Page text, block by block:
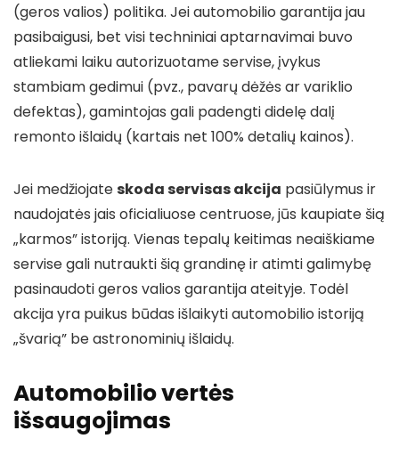
(geros valios) politika. Jei automobilio garantija jau
pasibaigusi, bet visi techniniai aptarnavimai buvo
atliekami laiku autorizuotame servise, įvykus
stambiam gedimui (pvz., pavarų dėžės ar variklio
defektas), gamintojas gali padengti didelę dalį
remonto išlaidų (kartais net 100% detalių kainos).
Jei medžiojateskoda servisas akcija pasiūlymus ir
naudojatės jais oficialiuose centruose, jūs kaupiate šią
„karmos” istoriją. Vienas tepalų keitimas neaiškiame
servise gali nutraukti šią grandinę ir atimti galimybę
pasinaudoti geros valios garantija ateityje. Todėl
akcija yra puikus būdas išlaikyti automobilio istoriją
„švarią” be astronominių išlaidų.
Automobilio vertės
išsaugojimas